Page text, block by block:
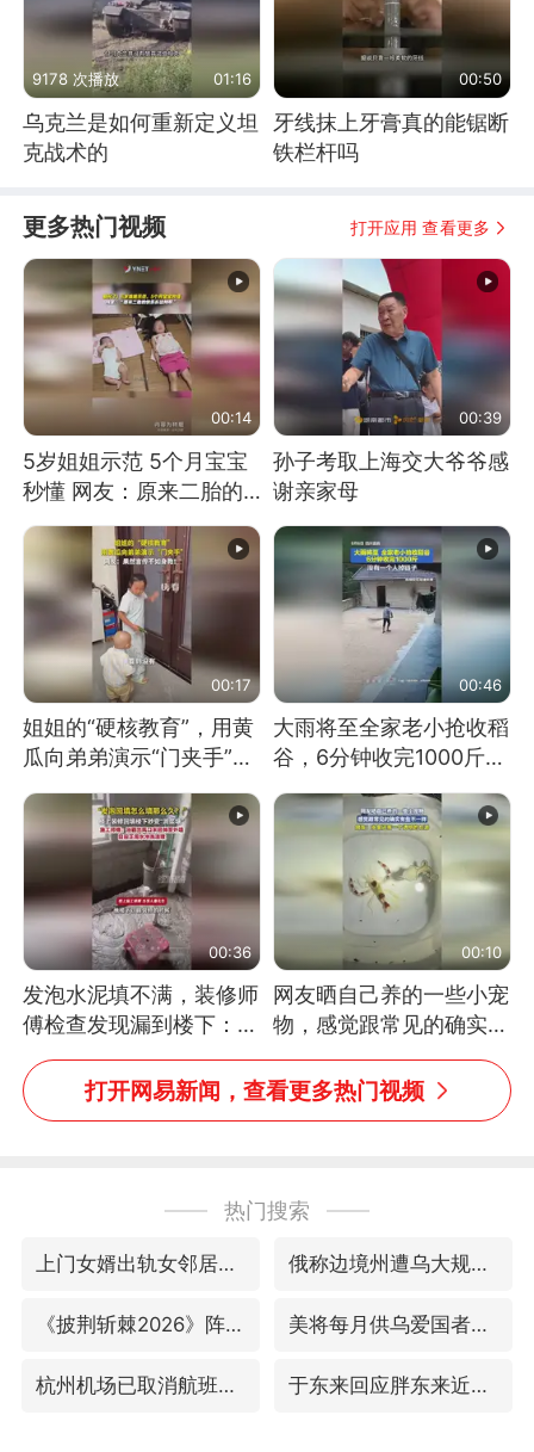
9178 次播放 01:16
乌克兰是如何重新定义坦
克战术的
00:50
牙线抹上牙膏真的能锯断
铁栏杆吗
更多热门视频 打开应用 查看更多
00:14
5岁姐姐示范 5个月宝宝
秒懂 网友：原来二胎的
快乐长这样
00:39
孙子考取上海交大爷爷感
谢亲家母
00:17
姐姐的“硬核教育”，用黄
瓜向弟弟演示“门夹手”，
网友：果然言传不如身
教！
00:46
大雨将至全家老小抢收稻
谷，6分钟收完1000斤，
没有一个人掉链子
00:36
发泡水泥填不满，装修师
傅检查发现漏到楼下：出
风口未延伸到外墙
00:10
网友晒自己养的一些小宠
物，感觉跟常见的确实有
些不一样
打开网易新闻，查看更多热门视频
热门搜索
上门女婿出轨女邻居多年被判重婚罪 俄称边境州遭乌大规模袭击已致13伤
《披荆斩棘2026》阵容官宣 美将每月供乌爱国者拦截导弹
杭州机场已取消航班388架次 于东来回应胖东来近25年老店年底关闭